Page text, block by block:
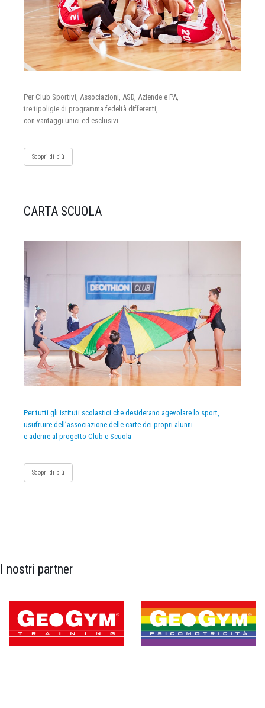
Per Club Sportivi, Associazioni, ASD, Aziende e PA,
tre tipoligie di programma fedeltà differenti,
con vantaggi unici ed esclusivi.
Scopri di più
CARTA SCUOLA
Per tutti gli istituti scolastici che desiderano agevolare lo sport,
usufruire dell’associazione delle carte dei propri alunni
e aderire al progetto Club e Scuola
Scopri di più
I nostri partner